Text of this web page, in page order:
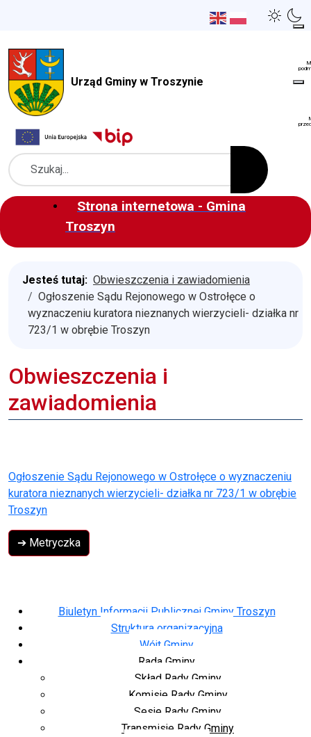
Urząd Gminy w Troszynie
Szukaj
Strona internetowa - Gmina
Troszyn
Biuletyn Informacji Publicznej Gminy Troszyn
Struktura organizacyjna
Wójt Gminy
Rada Gminy
Skład Rady Gminy
Komisje Rady Gminy
Sesje Rady Gminy
Transmisje Rady Gminy
Jesteś tutaj: Obwieszczenia i zawiadomienia
Ogłoszenie Sądu Rejonowego w Ostrołęce o
wyznaczeniu kuratora nieznanych wierzycieli- działka nr
723/1 w obrębie Troszyn
Obwieszczenia i
zawiadomienia
Ogłoszenie Sądu Rejonowego w Ostrołęce o wyznaczeniu
kuratora nieznanych wierzycieli- działka nr 723/1 w obrębie
Troszyn
➔ Metryczka